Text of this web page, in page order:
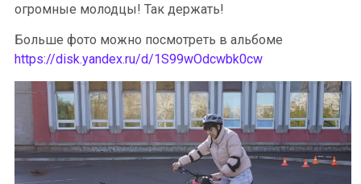
огромные молодцы! Так держать!
Больше фото можно посмотреть в альбоме
https://disk.yandex.ru/d/1S99wOdcwbk0cw